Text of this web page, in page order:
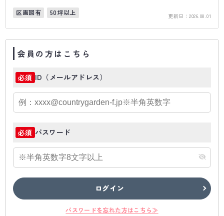
区画図有
50坪以上 更新日： 2026.08.01
会員の方はこちら
必須 ID（メールアドレス）
必須 パスワード
ログイン
パスワードを忘れた方はこちら≫